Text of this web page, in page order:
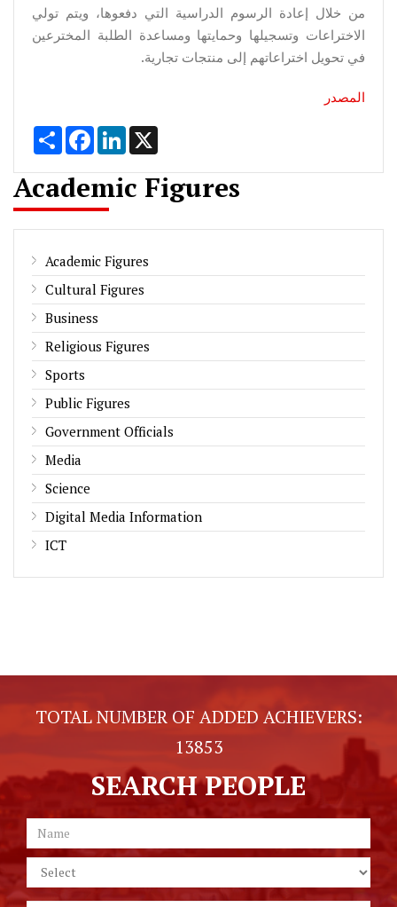
من خلال إعادة الرسوم الدراسية التي دفعوها، ويتم تولي
الاختراعات وتسجيلها وحمايتها ومساعدة الطلبة المخترعين
في تحويل اختراعاتهم إلى منتجات تجارية.
المصدر
Share FacebookLinkedIn
Academic Figures
Academic Figures
Cultural Figures
Business
Religious Figures
Sports
Public Figures
Government Officials
Media
Science
Digital Media Information
ICT
TOTAL NUMBER OF ADDED ACHIEVERS:
13853
SEARCH PEOPLE